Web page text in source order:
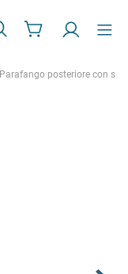
Parafango posteriore con